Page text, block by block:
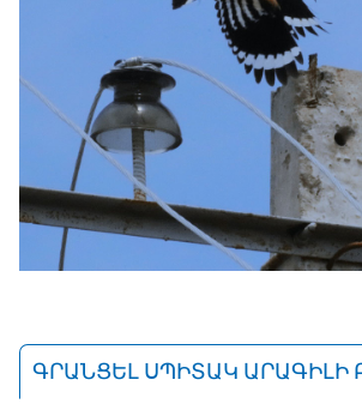
ԳՐԱՆՑԵԼ ՍՊԻՏԱԿ ԱՐԱԳԻԼԻ